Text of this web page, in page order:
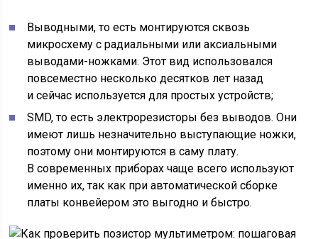
Выводными, то есть монтируются сквозь
микросхему с радиальными или аксиальными
выводами-ножками. Этот вид использовался
повсеместно несколько десятков лет назад
и сейчас используется для простых устройств;
SMD, то есть электрорезисторы без выводов. Они
имеют лишь незначительно выступающие ножки,
поэтому они монтируются в саму плату.
В современных приборах чаще всего используют
именно их, так как при автоматической сборке
платы конвейером это выгодно и быстро.